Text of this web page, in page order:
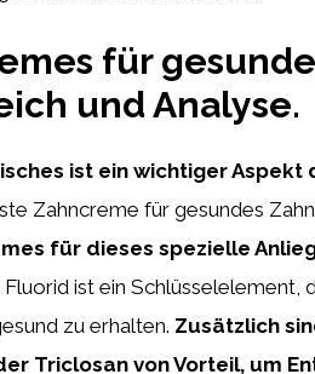
für
und Analyse.
ist ein wichtiger Aspekt
Zahncreme für gesundes
für dieses spezielle
Fluorid ist ein Schlüsselelement,
zu erhalten. Zusätzlich
Triclosan von Vorteil, um